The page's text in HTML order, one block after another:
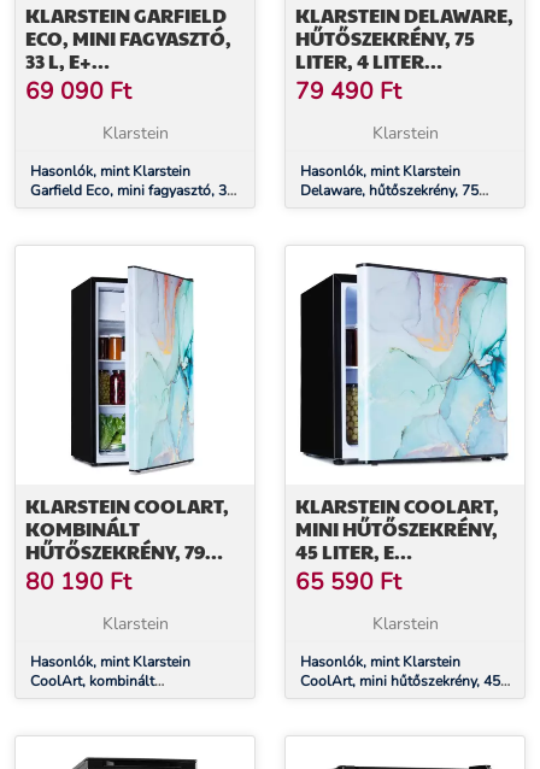
KLARSTEIN GARFIELD
ECO, MINI FAGYASZTÓ,
33 L, E+
ENERGIAHATÉKONYSÁGI
OSZTÁLY, 4 CSILLAG,
KOMPAKT
69 090 Ft
Klarstein
Hasonlók, mint Klarstein
Garfield Eco, mini fagyasztó, 33
l, E+ energiahatékonysági
KLARSTEIN DELAWARE,
HŰTŐSZEKRÉNY, 75
LITER, 4 LITER
FAGYASZTÓ, E
ENERGIAHATÉKONYSÁGI
OSZTÁLY,
79 490 Ft
Klarstein
Hasonlók, mint Klarstein
Delaware, hűtőszekrény, 75
liter, 4 liter fagyasztó, E
kompresszió hűtés
KLARSTEIN COOLART,
KOMBINÁLT
HŰTŐSZEKRÉNY, 79
LITER, E
ENERGIAHATÉKONYSÁGI
OSZTÁLY, 9 LITER
FORMATERVEZETT
AJTÓ
80 190 Ft
Klarstein
Hasonlók, mint Klarstein
CoolArt, kombinált
hűtőszekrény, 79 liter, E
liter fagyasztó, formatervezett
KLARSTEIN COOLART,
MINI HŰTŐSZEKRÉNY,
45 LITER, E
ENERGIAHATÉKONYSÁGI
OSZTÁLY, 1,5 LITER
FAGYASZTÓ,
AJTÓ
65 590 Ft
Klarstein
Hasonlók, mint Klarstein
CoolArt, mini hűtőszekrény, 45
liter, E energiahatékonysági
formatervezett ajtó